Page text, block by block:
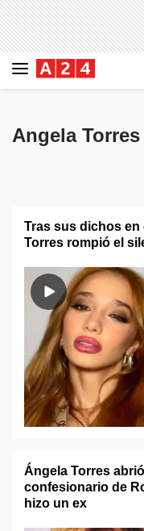
Angela Torres
Tras sus dichos en
Torres rompió el
Ángela Torres
confesionario de
hizo un ex